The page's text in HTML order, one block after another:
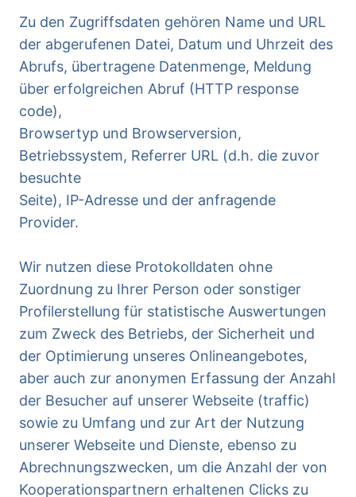
Zu den Zugriffsdaten gehören Name und URL
der abgerufenen Datei, Datum und Uhrzeit des
Abrufs, übertragene Datenmenge, Meldung
über erfolgreichen Abruf (HTTP response
code),
Browsertyp und Browserversion,
Betriebssystem, Referrer URL (d.h. die zuvor
besuchte
Seite), IP-Adresse und der anfragende
Provider.
Wir nutzen diese Protokolldaten ohne
Zuordnung zu Ihrer Person oder sonstiger
Profilerstellung für statistische Auswertungen
zum Zweck des Betriebs, der Sicherheit und
der Optimierung unseres Onlineangebotes,
aber auch zur anonymen Erfassung der Anzahl
der Besucher auf unserer Webseite (traffic)
sowie zu Umfang und zur Art der Nutzung
unserer Webseite und Dienste, ebenso zu
Abrechnungszwecken, um die Anzahl der von
Kooperationspartnern erhaltenen Clicks zu